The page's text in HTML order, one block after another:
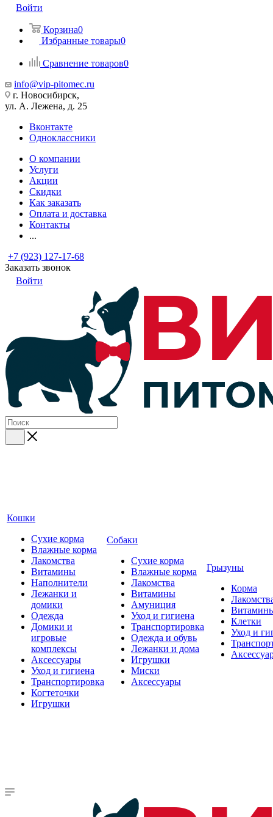
Войти
Корзина0
Избранные товары0
Сравнение товаров0
info@vip-pitomec.ru
г. Новосибирск,
ул. А. Лежена, д. 25
Вконтакте
Одноклассники
О компании
Услуги
Акции
Скидки
Как заказать
Оплата и доставка
Контакты
...
+7 (923) 127-17-68
Заказать звонок
Войти
Кошки
Сухие корма
Влажные корма
Лакомства
Витамины
Наполнители
Лежанки и
домики
Одежда
Домики и
игровые
комплексы
Аксессуары
Уход и гигиена
Транспортировка
Когтеточки
Игрушки
Собаки
Сухие корма
Влажные корма
Лакомства
Витамины
Амуниция
Уход и гигиена
Транспортировка
Одежда и обувь
Лежанки и дома
Игрушки
Миски
Аксессуары
Грызуны
Корма
Клетки
Уход и